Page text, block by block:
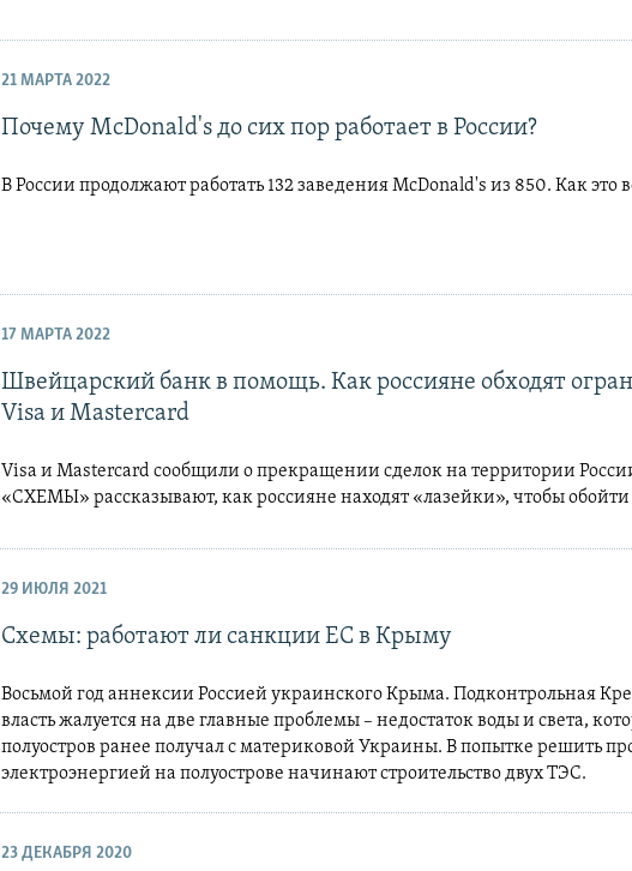
21 МАРТА 2022
Почему McDonald's до сих пор работает в России?
В России продолжают работать 132 заведения McDonald's из 850. Как это
17 МАРТА 2022
Швейцарский банк в помощь. Как россияне обходят
Visa и Mastercard
Visa и Mastercard сообщили о прекращении сделок на территории
«СХЕМЫ» рассказывают, как россияне находят «лазейки», чтобы обойти
29 ИЮЛЯ 2021
Схемы: работают ли санкции ЕС в Крыму
Восьмой год аннексии Россией украинского Крыма. Подконтрольная
власть жалуется на две главные проблемы – недостаток воды и света,
полуостров ранее получал с материковой Украины. В попытке решить
электроэнергией на полуострове начинают строительство двух ТЭС.
23 ДЕКАБРЯ 2020